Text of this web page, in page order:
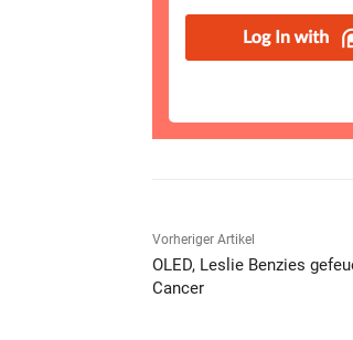
Vorheriger Artikel
OLED, Leslie Benzies
Cancer